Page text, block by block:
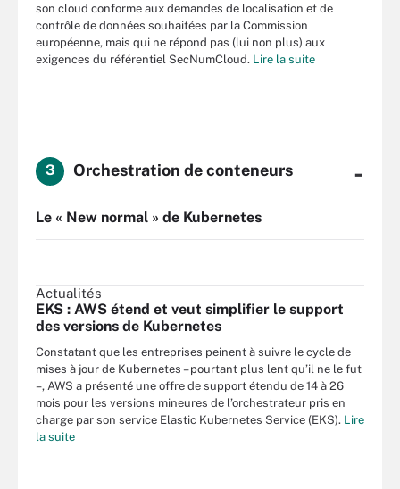
son cloud conforme aux demandes de localisation et de
contrôle de données souhaitées par la Commission
européenne, mais qui ne répond pas (lui non plus) aux
exigences du référentiel SecNumCloud. Lire la suite
3 Orchestration de conteneurs -
Le « New normal » de Kubernetes
Actualités
EKS : AWS étend et veut simplifier le support
des versions de Kubernetes
Constatant que les entreprises peinent à suivre le cycle de
mises à jour de Kubernetes – pourtant plus lent qu’il ne le fut
–, AWS a présenté une offre de support étendu de 14 à 26
mois pour les versions mineures de l’orchestrateur pris en
charge par son service Elastic Kubernetes Service (EKS). Lire
la suite